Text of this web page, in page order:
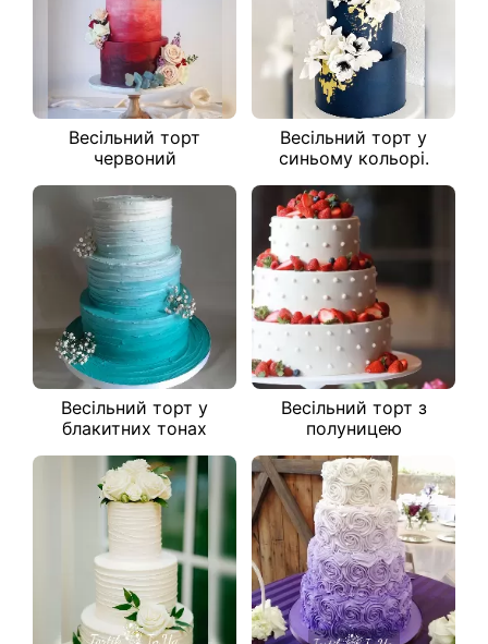
Весільний торт
червоний
Весільний торт у
синьому кольорі.
Весільний торт у
блакитних тонах
Весільний торт з
полуницею